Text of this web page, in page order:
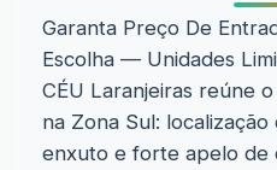
Garanta Preço De
Escolha — Unidades
CÉU Laranjeiras reúne
na Zona Sul:
enxuto e forte apelo de